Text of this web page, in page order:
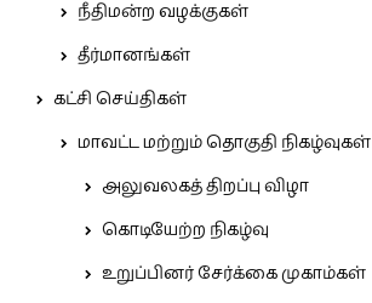
நீதிமன்ற வழக்குகள்
தீர்மானங்கள்
கட்சி செய்திகள்
மாவட்ட மற்றும் தொகுதி நிகழ்வுகள்
அலுவலகத் திறப்பு விழா
கொடியேற்ற நிகழ்வு
உறுப்பினர் சேர்க்கை முகாம்கள்